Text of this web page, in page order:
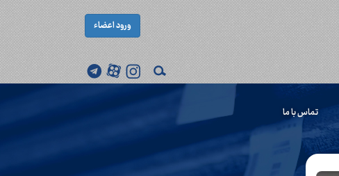
ورود اعضاء
تماس با ما